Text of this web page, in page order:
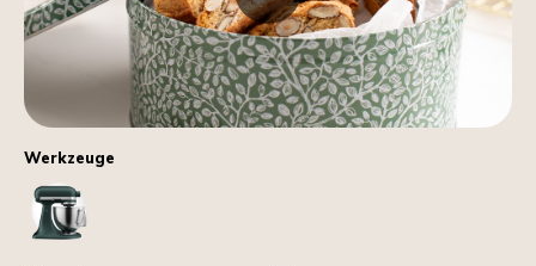
Werkzeuge
StandMixer